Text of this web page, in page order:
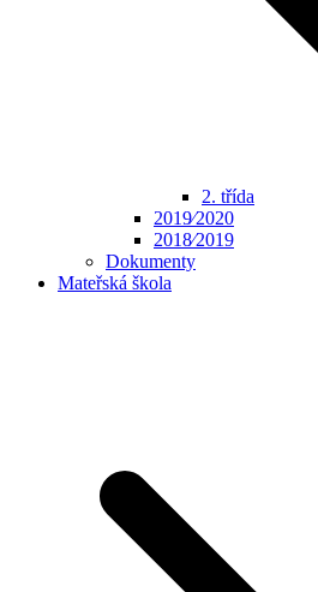
2. třída
2019⁄2020
2018⁄2019
Dokumenty
Mateřská škola